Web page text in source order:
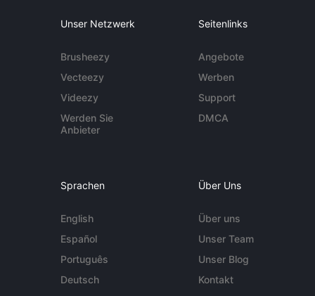
Unser Netzwerk
Brusheezy
Vecteezy
Videezy
Werden Sie
Anbieter
Seitenlinks
Angebote
Werben
Support
DMCA
Sprachen
English
Español
Português
Deutsch
Über Uns
Über uns
Unser Team
Unser Blog
Kontakt